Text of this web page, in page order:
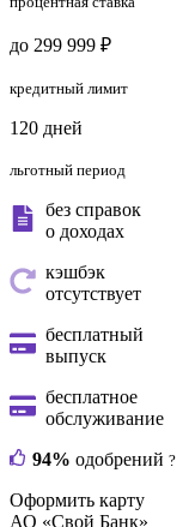
до 299 999 ₽
кредитный лимит
120 дней
льготный период
без справок
о доходах
кэшбэк
отсутствует
бесплатный
выпуск
бесплатное
обслуживание
94% одобрений ?
Оформить карту
АО «Свой Банк»